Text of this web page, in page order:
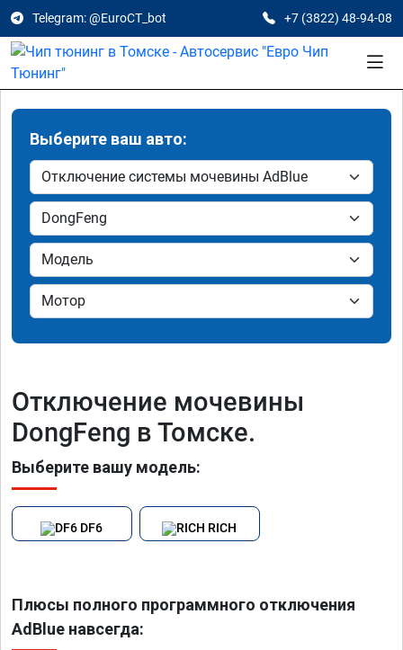
Telegram: @EuroCT_bot +7 (3822) 48-94-08
Выберите ваш авто:
Отключение мочевины
DongFeng в Томске.
Выберите вашу модель:
DF6 RICH
Плюсы полного программного отключения
AdBlue навсегда: